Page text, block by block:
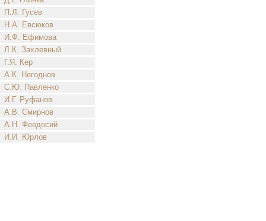
П.Л. Гусев
Н.А. Евсюков
И.Ф. Ефимова
Л.К. Захлевный
Г.Я. Кер
А.К. Негоднов
С.Ю. Павленко
И.Г. Руфанов
А.В. Смирнов
А.Н. Феодосий
И.И. Юрлов